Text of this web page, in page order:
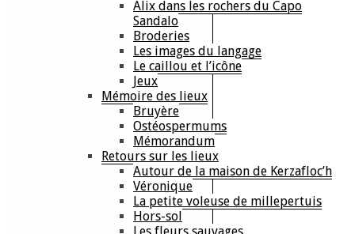
Alix dans les rochers du Capo
Sandalo
Broderies
Les images du langage
Le caillou et l’icône
Jeux
Mémoire des lieux
Bruyère
Ostéospermums
Mémorandum
Retours sur les lieux
Autour de la maison de Kerzafloc’h
Véronique
La petite voleuse de millepertuis
Hors-sol